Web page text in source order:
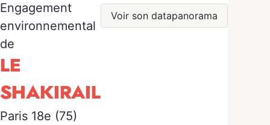
Engagement
environnemental
de
LE
SHAKIRAIL
Voir son datapanorama
Paris 18e (75)